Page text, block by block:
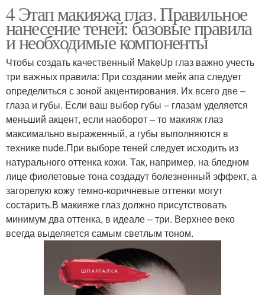
4 Этап макияжа глаз. Правильное
нанесение теней: базовые правила
и необходимые компоненты
Чтобы создать качественный MakeUp глаз важно учесть
три важных правила: При создании мейк апа следует
определиться с зоной акцентирования. Их всего две –
глаза и губы. Если ваш выбор губы – глазам уделяется
меньший акцент, если наоборот – то макияж глаз
максимально выраженный, а губы выполняются в
технике nude.При выборе теней следует исходить из
натурального оттенка кожи. Так, например, на бледном
лице фиолетовые тона создадут болезненный эффект, а
загорелую кожу темно-коричневые оттенки могут
состарить.В макияже глаз должно присутствовать
минимум два оттенка, в идеале – три. Верхнее веко
всегда выделяется самым светлым тоном.